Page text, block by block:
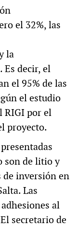
el 32%, las
la
decir, el
el 95% de las
el estudio
RIGI por el
proyecto.
son de litio y
de inversión en
Las
al
secretario de